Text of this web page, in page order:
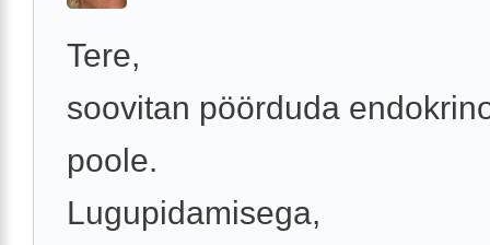
Tere,
soovitan pöörduda
poole.
Lugupidamisega,